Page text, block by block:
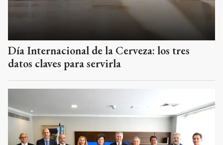
Día Internacional de la Cerveza: los tres
datos claves para servirla